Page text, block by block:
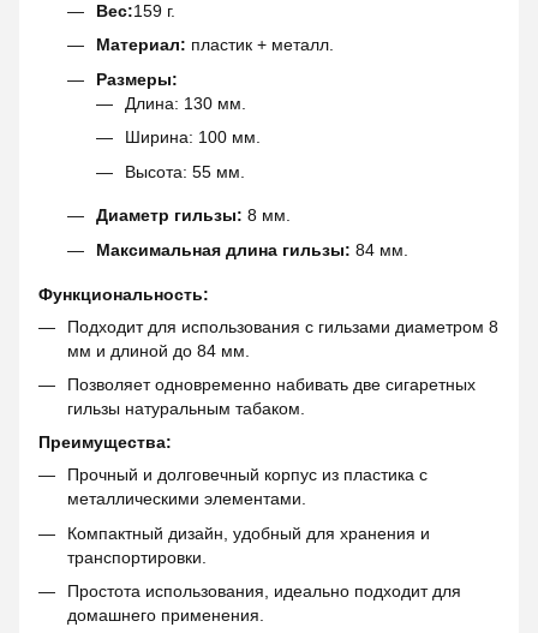
Вес:159 г.
Материал: пластик + металл.
Размеры:
Длина: 130 мм.
Ширина: 100 мм.
Высота: 55 мм.
Диаметр гильзы: 8 мм.
Максимальная длина гильзы: 84 мм.
Функциональность:
Подходит для использования с гильзами диаметром 8
мм и длиной до 84 мм.
Позволяет одновременно набивать две сигаретных
гильзы натуральным табаком.
Преимущества:
Прочный и долговечный корпус из пластика с
металлическими элементами.
Компактный дизайн, удобный для хранения и
транспортировки.
Простота использования, идеально подходит для
домашнего применения.